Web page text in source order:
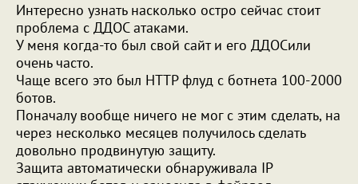
Интересно узнать насколько остро сейчас стоит
проблема с ДДОС атаками.
У меня когда-то был свой сайт и его ДДОСили
очень часто.
Чаще всего это был HTTP флуд с ботнета 100-2000
ботов.
Поначалу вообще ничего не мог с этим сделать, на
через несколько месяцев получилось сделать
довольно продвинутую защиту.
Защита автоматически обнаруживала IP